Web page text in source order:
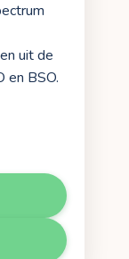
uit de
en BSO.